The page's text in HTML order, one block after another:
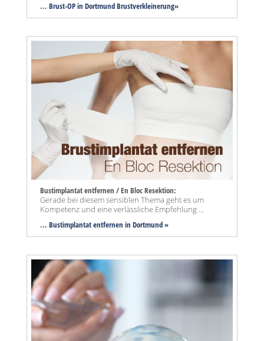
... Brust-OP in Dortmund Brustverkleinerung»
Bustimplantat entfernen / En Bloc Resektion:
Gerade bei diesem sensiblen Thema geht es um
Kompetenz und eine verlässliche Empfehlung ...
... Bustimplantat entfernen in Dortmund »